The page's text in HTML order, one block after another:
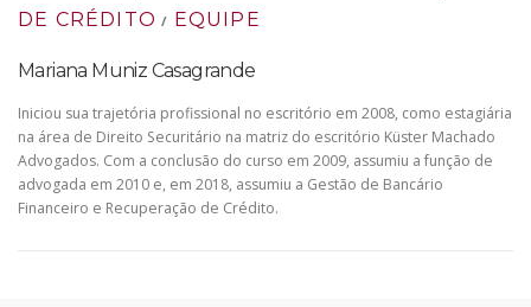
DE CRÉDITO / EQUIPE
Mariana Muniz Casagrande
Iniciou sua trajetória profissional no escritório em 2008, como estagiária
na área de Direito Securitário na matriz do escritório Küster Machado
Advogados. Com a conclusão do curso em 2009, assumiu a função de
advogada em 2010 e, em 2018, assumiu a Gestão de Bancário
Financeiro e Recuperação de Crédito.